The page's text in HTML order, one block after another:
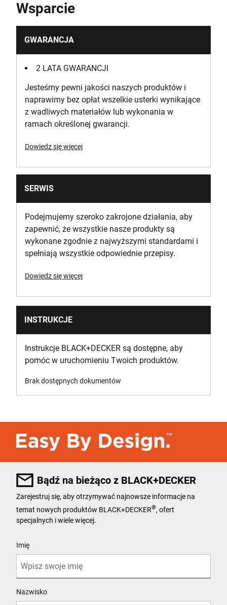
Wsparcie
GWARANCJA
2 LATA GWARANCJI
Jesteśmy pewni jakości naszych produktów i
naprawimy bez opłat wszelkie usterki wynikające
z wadliwych materiałów lub wykonania w
ramach określonej gwarancji.
Dowiedz się więcej
SERWIS
Podejmujemy szeroko zakrojone działania, aby
zapewnić, że wszystkie nasze produkty są
wykonane zgodnie z najwyższymi standardami i
spełniają wszystkie odpowiednie przepisy.
Dowiedz się więcej
INSTRUKCJE
Instrukcje BLACK+DECKER są dostępne, aby
pomóc w uruchomieniu Twoich produktów.
Brak dostępnych dokumentów
Bądź na bieżąco z BLACK+DECKER
Zarejestruj się, aby otrzymywać najnowsze informacje na
temat nowych produktów BLACK+DECKER® , ofert
specjalnych i wiele więcej.
Imię
Nazwisko